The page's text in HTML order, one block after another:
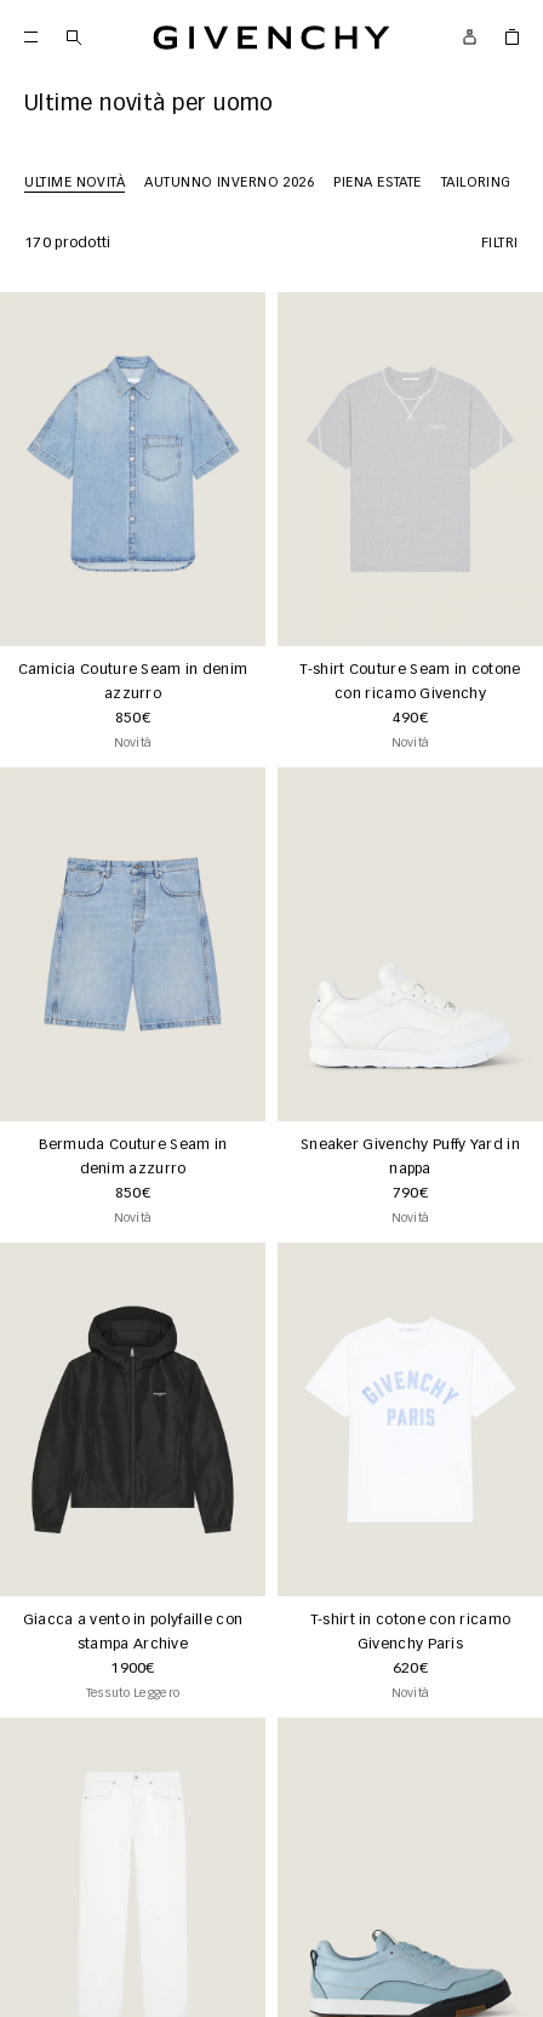
Givenchy
Ultime novità per uomo
ULTIME NOVITÀ AUTUNNO INVERNO 2026 PIENA ESTATE TAILORING
170 prodotti FILTRI
Camicia Couture Seam in denim
azzurro
850€
Novità
T-shirt Couture Seam in cotone
con ricamo Givenchy
490€
Novità
Bermuda Couture Seam in
denim azzurro
850€
Novità
Sneaker Givenchy Puffy Yard in
nappa
790€
Novità
Giacca a vento in polyfaille con
stampa Archive
1900€
Tessuto Leggero
T-shirt in cotone con ricamo
Givenchy Paris
620€
Novità